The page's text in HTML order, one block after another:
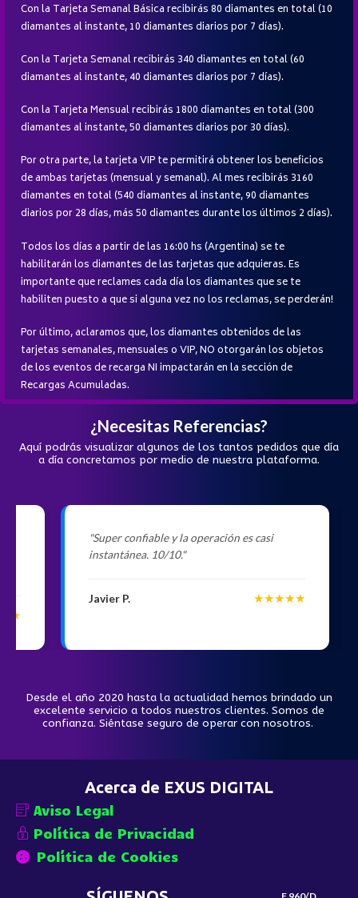
Con la Tarjeta Semanal Básica recibirás 80 diamantes en total (10
diamantes al instante, 10 diamantes diarios por 7 días).
Con la Tarjeta Semanal recibirás 340 diamantes en total (60
diamantes al instante, 40 diamantes diarios por 7 días).
Con la Tarjeta Mensual recibirás 1800 diamantes en total (300
diamantes al instante, 50 diamantes diarios por 30 días).
Por otra parte, la tarjeta VIP te permitirá obtener los beneficios
de ambas tarjetas (mensual y semanal). Al mes recibirás 3160
diamantes en total (540 diamantes al instante, 90 diamantes
diarios por 28 días, más 50 diamantes durante los últimos 2 días).
Todos los días a partir de las 16:00 hs (Argentina) se te
habilitarán los diamantes de las tarjetas que adquieras. Es
importante que reclames cada día los diamantes que se te
habiliten puesto a que si alguna vez no los reclamas, se perderán!
Por último, aclaramos que, los diamantes obtenidos de las
tarjetas semanales, mensuales o VIP, NO otorgarán los objetos
de los eventos de recarga NI impactarán en la sección de
Recargas Acumuladas.
¿Necesitas Referencias?
Aquí podrás visualizar algunos de los tantos pedidos que día
a día concretamos por medio de nuestra plataforma.
"Super confiable y la operación es casi
instantánea. 10/10."
Javier P. ★★★★★
Desde el año 2020 hasta la actualidad hemos brindado un
excelente servicio a todos nuestros clientes. Somos de
confianza. Siéntase seguro de operar con nosotros.
Acerca de EXUS DIGITAL
Aviso Legal
Política de Privacidad
Política de Cookies